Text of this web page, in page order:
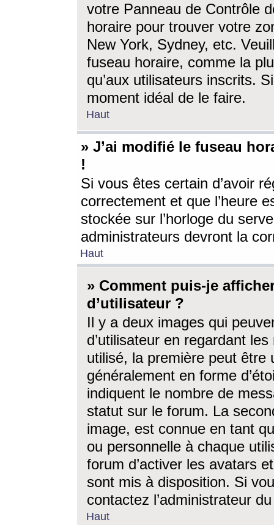
votre Panneau de Contrôle
horaire pour trouver votre
New York, Sydney, etc.
fuseau horaire, comme la
qu’aux utilisateurs inscrits.
moment idéal de le faire.
Haut
» J’ai modifié le fuseau
!
Si vous êtes certain d’avoir
correctement et que l’heure
stockée sur l’horloge du
administrateurs devront la
Haut
» Comment puis-je
d’utilisateur ?
Il y a deux images qui
d’utilisateur en regardant
utilisé, la première peut être
généralement en forme
indiquent le nombre de
statut sur le forum. La
image, est connue en tant
ou personnelle à chaque
forum d’activer les avatars
sont mis à disposition. Si
contactez l’administrateur
Haut